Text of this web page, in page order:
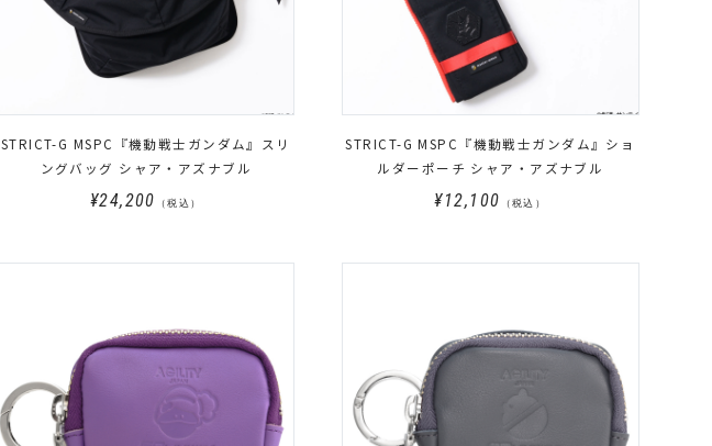
STRICT-G MSPC『機動戦士ガンダム』スリ
ングバッグ シャア・アズナブル
¥24,200 （税込）
STRICT-G MSPC『機動戦士ガンダム』ショ
ルダーポーチ シャア・アズナブル
¥12,100 （税込）